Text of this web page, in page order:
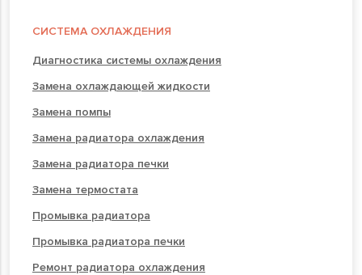
СИСТЕМА ОХЛАЖДЕНИЯ
Диагностика системы охлаждения
Замена охлаждающей жидкости
Замена помпы
Замена радиатора охлаждения
Замена радиатора печки
Замена термостата
Промывка радиатора
Промывка радиатора печки
Ремонт радиатора охлаждения